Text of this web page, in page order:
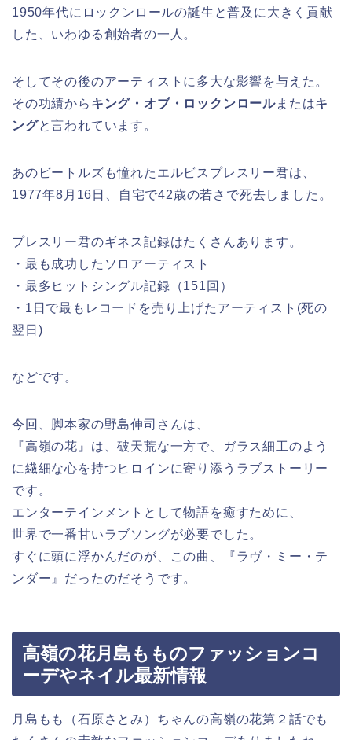
1950年代にロックンロールの誕生と普及に大きく貢献
した、いわゆる創始者の一人。
そしてその後のアーティストに多大な影響を与えた。
その功績から キング・オブ・ロックンロールまたはキ
ングと言われています。
あのビートルズも憧れたエルビスプレスリー君は、
1977年8月16日、自宅で42歳の若さで死去しました。
プレスリー君のギネス記録はたくさんあります。
・最も成功したソロアーティスト
・最多ヒットシングル記録（151回）
・1日で最もレコードを売り上げたアーティスト(死の
翌日)
などです。
今回、脚本家の野島伸司さんは、
『高嶺の花』は、破天荒な一方で、ガラス細工のよう
に繊細な心を持つヒロインに寄り添うラブストーリー
です。
エンターテインメントとして物語を癒すために、
世界で一番甘いラブソングが必要でした。
すぐに頭に浮かんだのが、この曲、『ラヴ・ミー・テ
ンダー』だったのだそうです。
高嶺の花月島もものファッションコ
ーデやネイル最新情報
月島もも（石原さとみ）ちゃんの高嶺の花第２話でも